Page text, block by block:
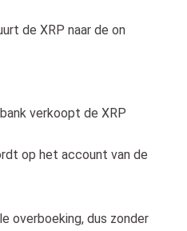
de XRP naar de on
verkoopt de XRP
op het account van de
overboeking, dus zonder